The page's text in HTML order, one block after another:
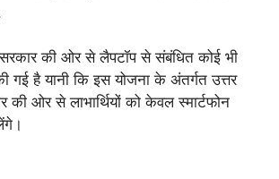
सरकार की ओर से लैपटॉप से संबंधित कोई भी
गई है यानी कि इस योजना के अंतर्गत उत्तर
की ओर से लाभार्थियों को केवल स्मार्टफोन